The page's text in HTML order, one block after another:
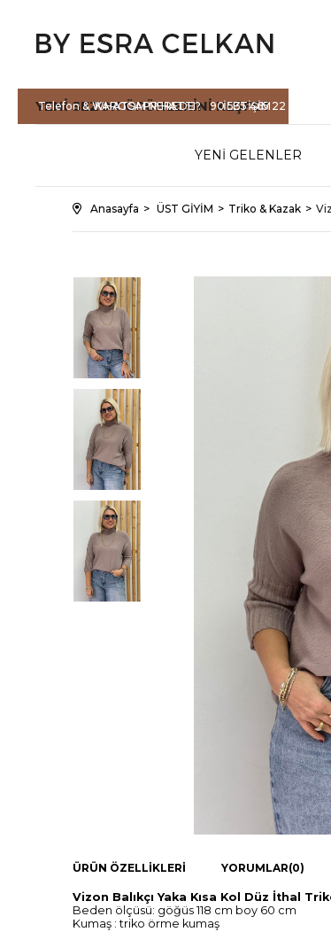
Telefon & WHATSAPP HATTI : 90 535 465 22
YENİ SEZONÜRÜNLERİNİ KEŞFET
KARGOM NEREDE? İLETİŞİM
YENİ GELENLER
Anasayfa ÜST GİYİM Triko & Kazak
ÜRÜN ÖZELLIKLERI YORUMLAR(0)
Vizon Balıkçı Yaka Kısa Kol Düz İthal
Beden ölçüsü: göğüs 118 cm boy 60 cm
Kumaş : triko örme kumaş